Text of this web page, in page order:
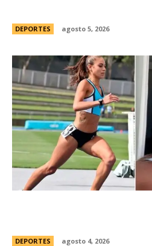
DEPORTES agosto 5, 2026
DEPORTES agosto 4, 2026